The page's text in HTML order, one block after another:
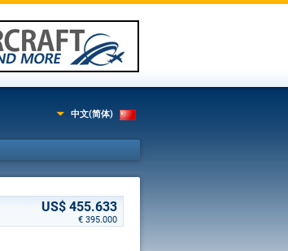
中文(简体)
US$ 455.633
€ 395.000